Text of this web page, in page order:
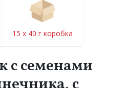
15 x 40 г коробка
с семенами